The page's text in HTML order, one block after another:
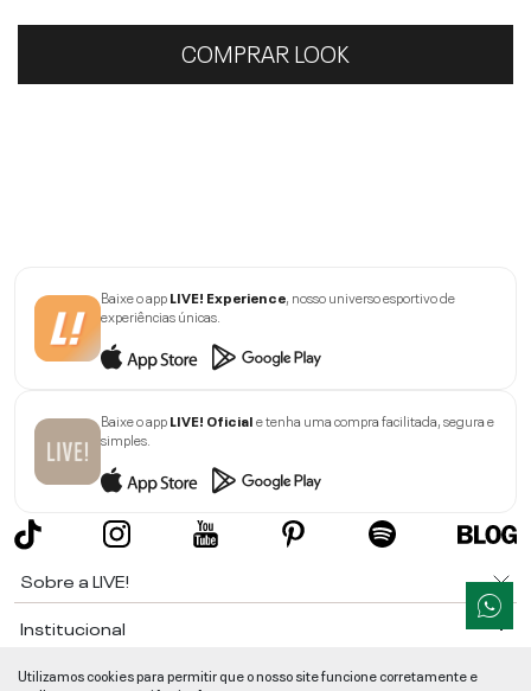
COMPRAR LOOK
Baixe o appLIVE! Experience, nosso universo esportivo de
experiências únicas.
Baixe o appLIVE! Oficiale tenha uma compra facilitada, segura e
simples.
Sobre a LIVE!
Institucional
Informações
Utilizamos cookies para permitir que o nosso site funcione corretamente e